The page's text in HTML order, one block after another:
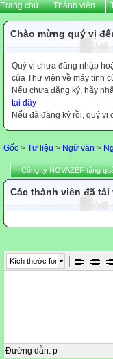
Trang chủ Thành viên
Chào mừng quý vị
Quý vị chưa đăng nhập
của Thư viện về máy tính
Nếu chưa đăng ký, hãy
tại đây
Nếu đã đăng ký rồi, quý
Gốc > Tư liệu > Ngữ văn >
Công ty NOVAZEF tặng
Các thành viên đã tải
Kích thước font
Đường dẫn: p